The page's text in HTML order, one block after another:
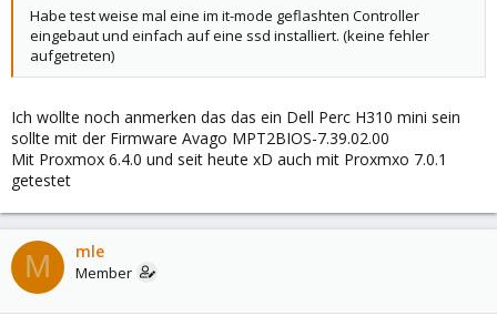
Habe test weise mal eine im it-mode geflashten Controller
eingebaut und einfach auf eine ssd installiert. (keine fehler
aufgetreten)
Ich wollte noch anmerken das das ein Dell Perc H310 mini sein
sollte mit der Firmware Avago MPT2BIOS-7.39.02.00
Mit Proxmox 6.4.0 und seit heute xD auch mit Proxmxo 7.0.1
getestet
M mle
Member